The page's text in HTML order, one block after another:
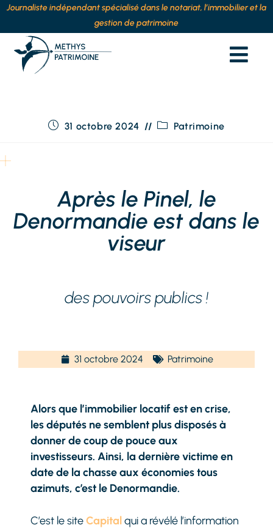
Journaliste indépendant spécialisé dans le notariat, l’immobilier et la
gestion de patrimoine
31 octobre 2024 Patrimoine
Après le Pinel, le
Denormandie est dans le
viseur
des pouvoirs publics !
31 octobre 2024 Patrimoine
Alors que l’immobilier locatif est en crise,
les députés ne semblent plus disposés à
donner de coup de pouce aux
investisseurs. Ainsi, la dernière victime en
date de la chasse aux économies tous
azimuts, c’est le Denormandie.
C’est le siteCapitalqui a révélé l’information